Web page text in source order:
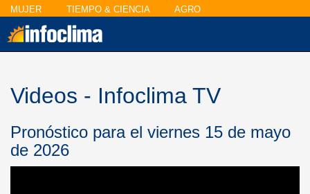
MUJER TIEMPO & CIENCIA AGRO
Videos - Infoclima TV
Pronóstico para el viernes 15 de mayo
de 2026